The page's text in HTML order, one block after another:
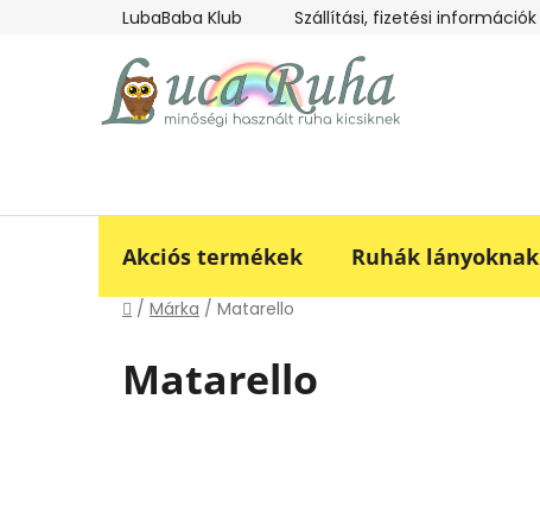
tartalomhoz
LubaBaba Klub Szállítási, fizetési információk
Akciós termékek Ruhák lányoknak
Kezdőlap
/ Márka / Matarello
Matarello